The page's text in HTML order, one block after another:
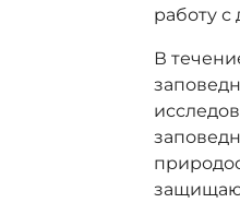
работу с
В